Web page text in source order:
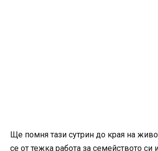
Ще помня тази сутрин до края на
се от тежка работа за семейството си